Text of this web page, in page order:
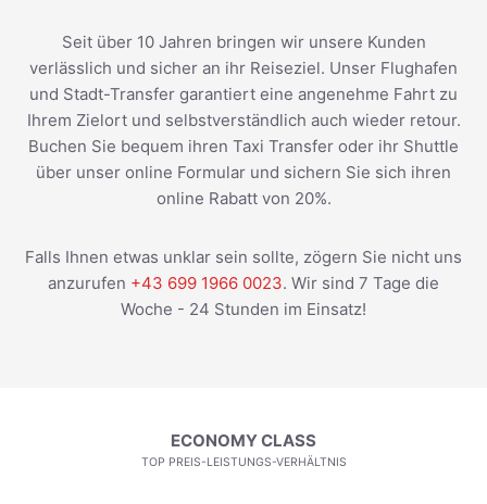
Seit über 10 Jahren bringen wir unsere Kunden
verlässlich und sicher an ihr Reiseziel. Unser Flughafen
und Stadt-Transfer garantiert eine angenehme Fahrt zu
Ihrem Zielort und selbstverständlich auch wieder retour.
Buchen Sie bequem ihren Taxi Transfer oder ihr Shuttle
über unser online Formular und sichern Sie sich ihren
online Rabatt von 20%.
Falls Ihnen etwas unklar sein sollte, zögern Sie nicht uns
anzurufen +43 699 1966 0023. Wir sind 7 Tage die
Woche - 24 Stunden im Einsatz!
ECONOMY CLASS
TOP PREIS-LEISTUNGS-VERHÄLTNIS